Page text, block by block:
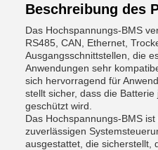
Beschreibung des
Das Hochspannungs-BMS
RS485, CAN, Ethernet,
Ausgangsschnittstellen, die
Anwendungen sehr
sich hervorragend für
stellt sicher, dass die
geschützt wird.
Das Hochspannungs-BMS
zuverlässigen
ausgestattet, die sicherstellt,